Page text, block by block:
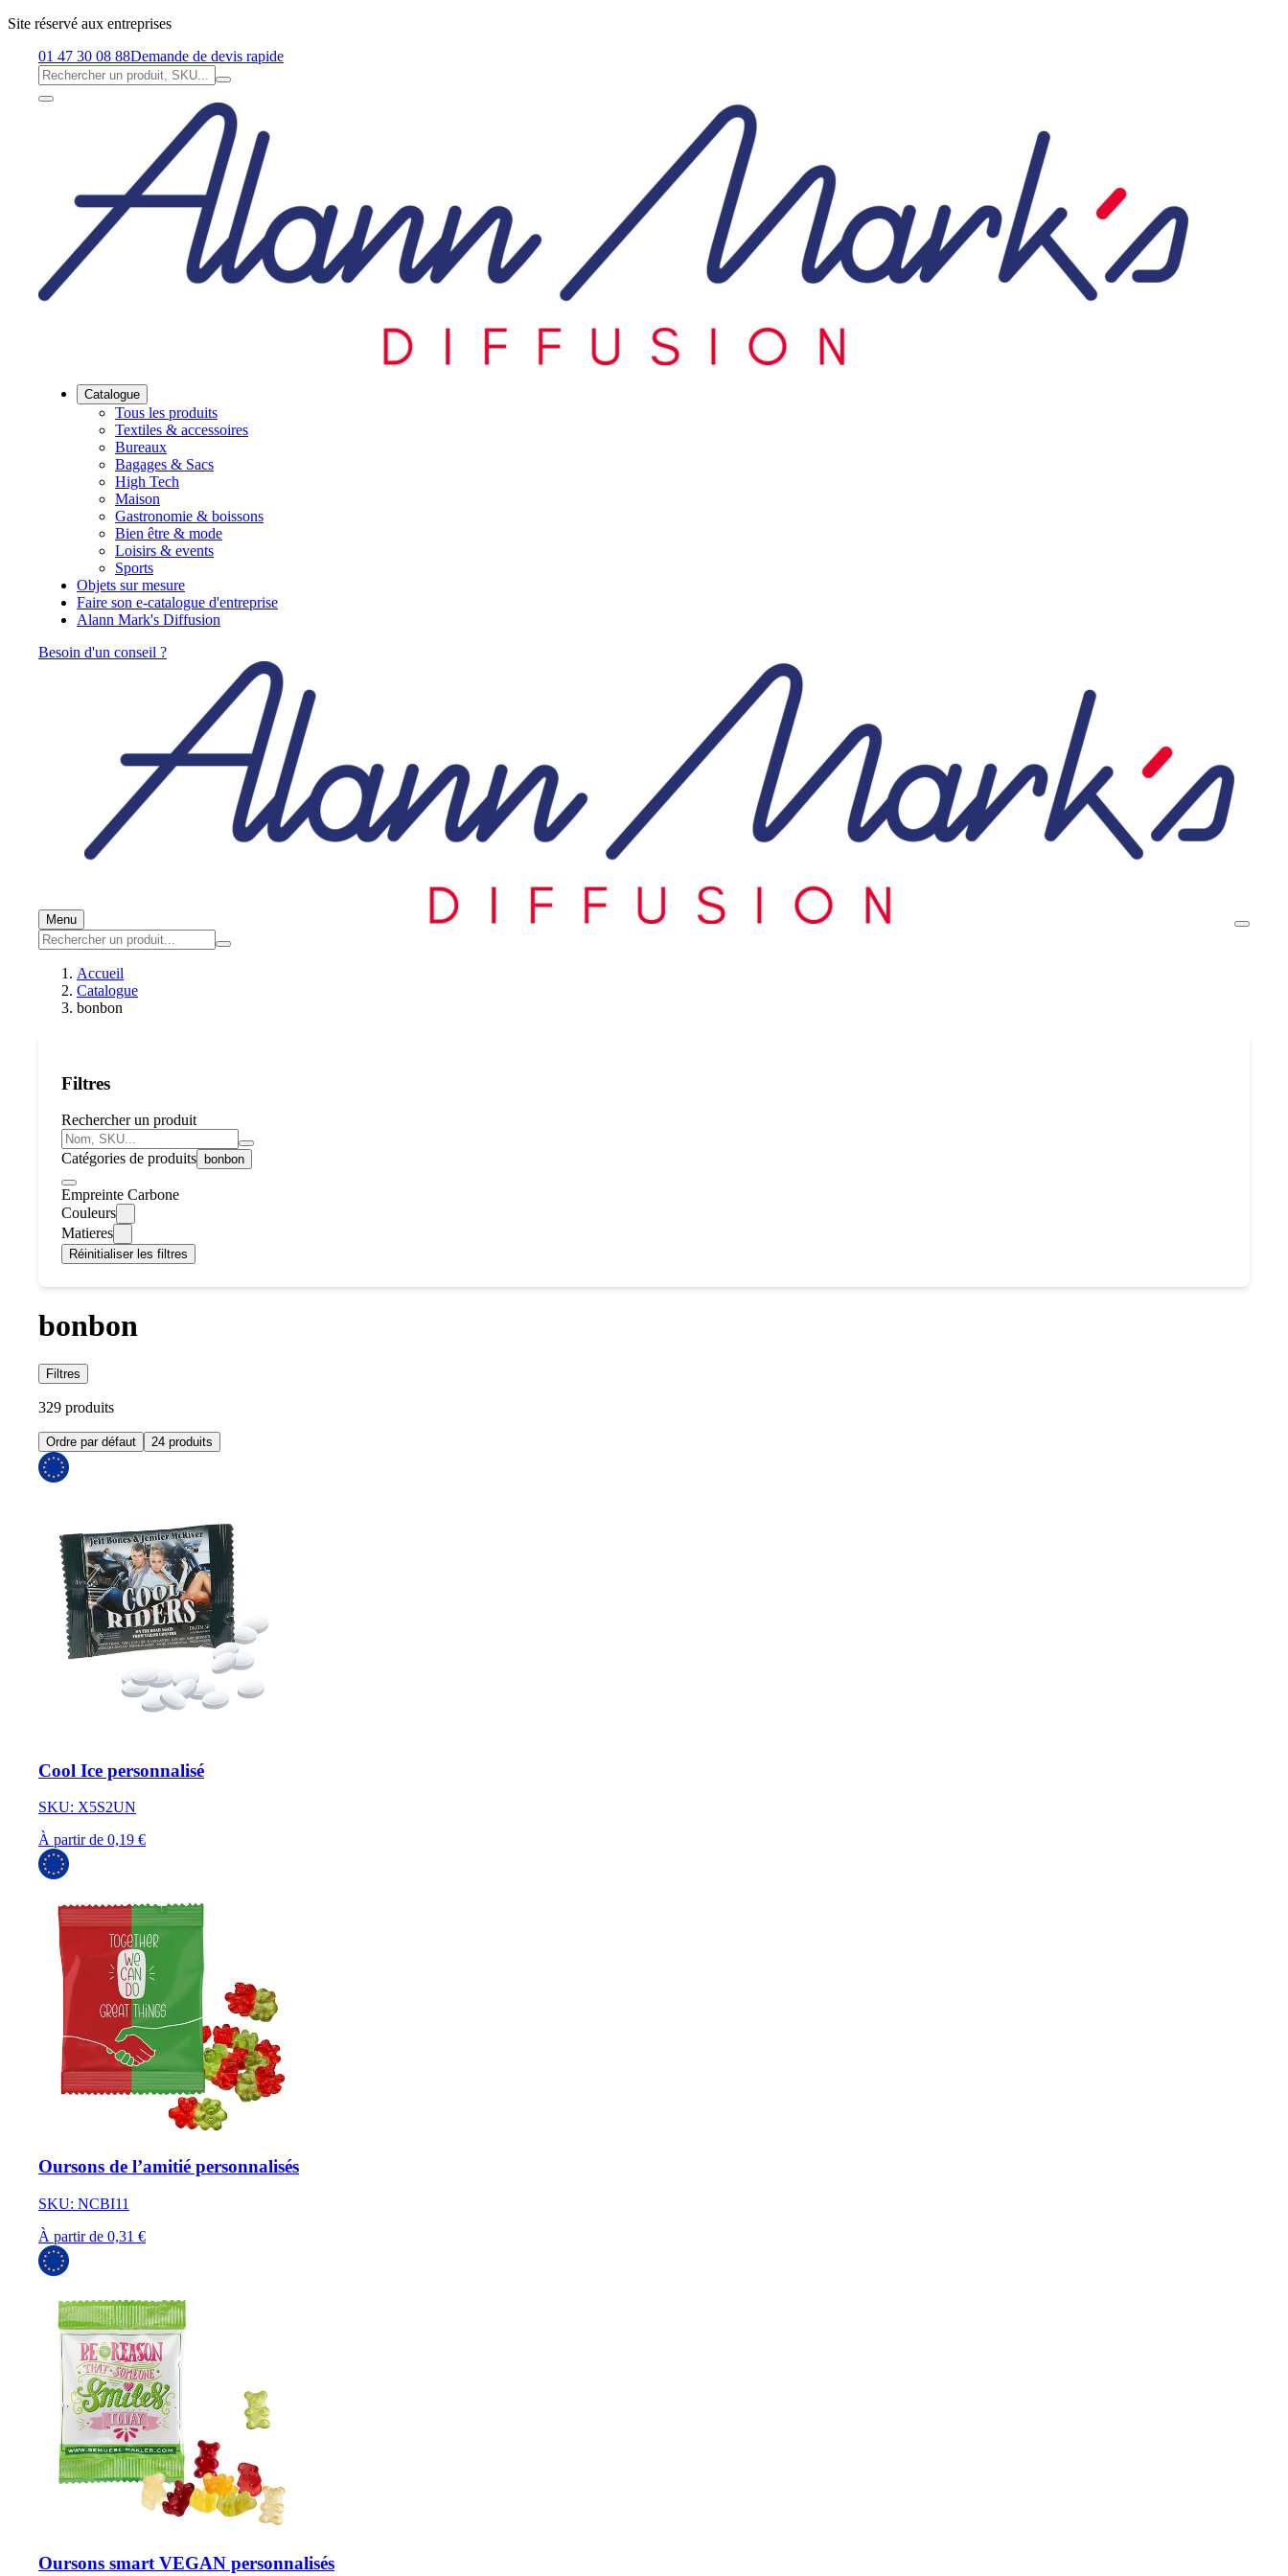
Site réservé aux entreprises
01 47 30 08 88Demande de devis rapide
Catalogue
Tous les produits
Textiles & accessoires
Bureaux
Bagages & Sacs
High Tech
Maison
Gastronomie & boissons
Bien être & mode
Loisirs & events
Sports
Objets sur mesure
Faire son e-catalogue d'entreprise
Alann Mark's Diffusion
Besoin d'un conseil ?
Menu
Accueil
Catalogue
bonbon
Filtres
Rechercher un produit
Catégories de produits bonbon
Empreinte Carbone
Couleurs
Matieres
Réinitialiser les filtres
bonbon
Filtres
329 produits
Ordre par défaut 24 produits
Cool Ice personnalisé
SKU: X5S2UN
À partir de 0,19 €
Oursons de l’amitié personnalisés
SKU: NCBI11
À partir de 0,31 €
Oursons smart VEGAN personnalisés